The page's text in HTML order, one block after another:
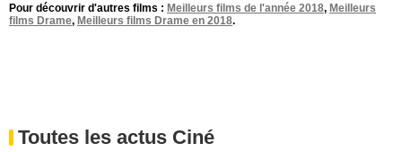
Pour découvrir d'autres films : Meilleurs films de l'année 2018, Meilleurs
films Drame, Meilleurs films Drame en 2018.
Toutes les actus Ciné